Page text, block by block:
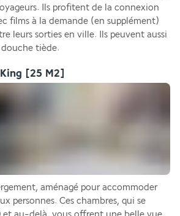
Ils profitent de la connexion
films à la demande (en supplément)
leurs sorties en ville. Ils peuvent aussi
douche tiède.
[25 M2]
aménagé pour accommoder
personnes. Ces chambres, qui se